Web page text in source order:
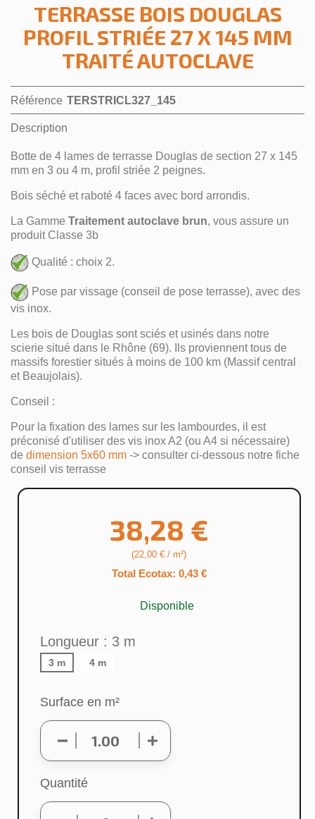
TERRASSE BOIS DOUGLAS
PROFIL STRIÉE 27 X 145 MM
TRAITÉ AUTOCLAVE
Référence TERSTRICL327_145
Description
Botte de 4 lames de terrasse Douglas de section 27 x 145
mm en 3 ou 4 m, profil striée 2 peignes.
Bois séché et raboté 4 faces avec bord arrondis.
La Gamme Traitement autoclave brun, vous assure un
produit Classe 3b
Qualité : choix 2.
Pose par vissage (conseil de pose terrasse), avec des
vis inox.
Les bois de Douglas sont sciés et usinés dans notre
scierie situé dans le Rhône (69). Ils proviennent tous de
massifs forestier situés à moins de 100 km (Massif central
et Beaujolais).
Conseil :
Pour la fixation des lames sur les lambourdes, il est
préconisé d'utiliser des vis inox A2 (ou A4 si nécessaire)
de dimension 5x60 mm -> consulter ci-dessous notre fiche
conseil vis terrasse
38,28 €
(22,00 € / m²)
Total Ecotax: 0,43 €
Disponible
Longueur : 3 m
3 m 4 m
Surface en m²
Quantité